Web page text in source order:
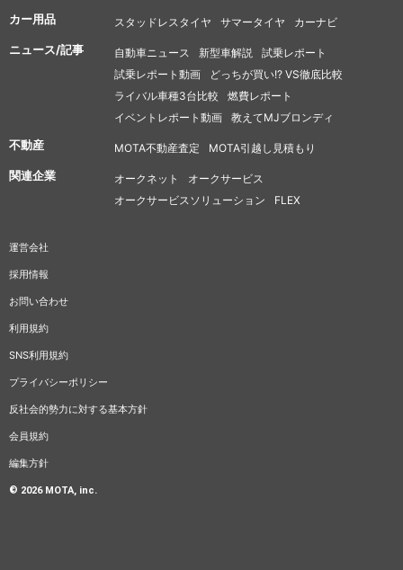
カー用品 スタッドレスタイヤ サマータイヤ カーナビ
ニュース/記事 自動車ニュース 新型車解説
試乗レポート
試乗レポート動画
どっちが買い!? VS徹底比較
ライバル車種3台比較
燃費レポート
イベントレポート動画
教えてMJブロンディ
不動産 MOTA不動産査定 MOTA引越し見積もり
関連企業 オークネット
オークサービス
オークサービスソリューション
FLEX
運営会社
採用情報
お問い合わせ
利用規約
SNS利用規約
プライバシーポリシー
反社会的勢力に対する基本方針
会員規約
編集方針
© 2026 MOTA, inc.